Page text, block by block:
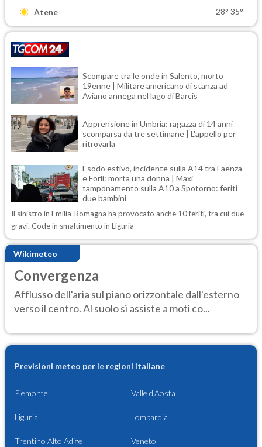
Atene 28° 35°
Scompare tra le onde in Salento, morto
19enne | Militare americano di stanza ad
Aviano annega nel lago di Barcis
Apprensione in Umbria: ragazza di 14 anni
scomparsa da tre settimane | L'appello per
ritrovarla
Esodo estivo, incidente sulla A14 tra Faenza
e Forlì: morta una donna | Maxi
tamponamento sulla A10 a Spotorno: feriti
due bambini
Il sinistro in Emilia-Romagna ha provocato anche 10 feriti, tra cui due
gravi. Code in smaltimento in Liguria
Wikimeteo
Convergenza
Afflusso dell'aria sul piano orizzontale dall'esterno
verso il centro. Al suolo si assiste a moti co...
Previsioni meteo per le regioni italiane
Piemonte Valle d'Aosta
Liguria Lombardia
Trentino Alto Adige Veneto